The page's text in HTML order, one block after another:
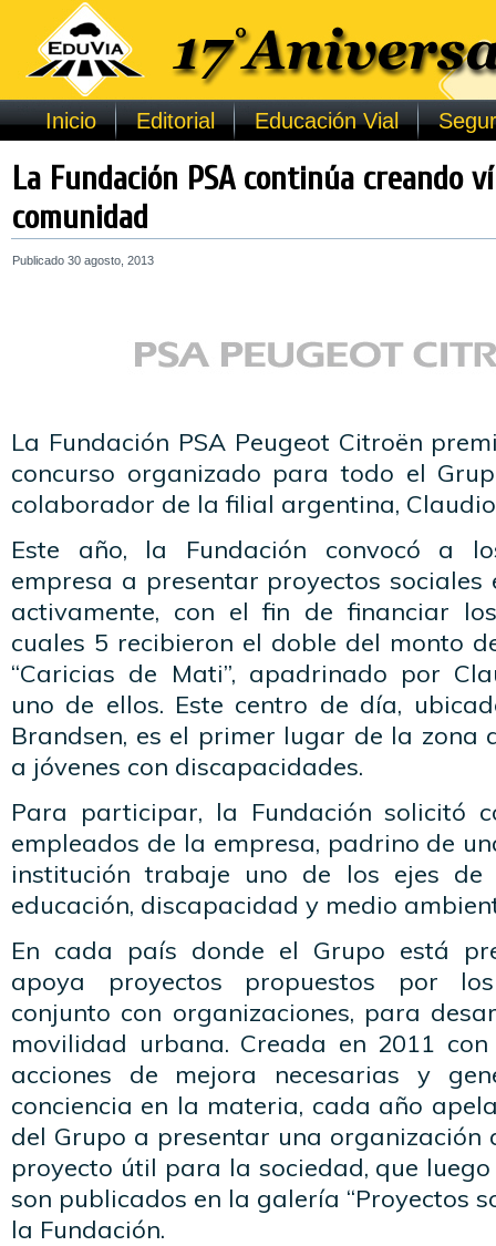
Inicio Editorial Educación Vial
La Fundación PSA continúa creando
comunidad
Publicado 30 agosto, 2013
La Fundación PSA Peugeot Citroën
concurso organizado para todo el
colaborador de la filial argentina,
Este año, la Fundación convocó a
empresa a presentar proyectos
activamente, con el fin de financiar
cuales 5 recibieron el doble del monto
“Caricias de Mati”, apadrinado por
uno de ellos. Este centro de día,
Brandsen, es el primer lugar de la zona
a jóvenes con discapacidades.
Para participar, la Fundación solicitó
empleados de la empresa, padrino de
institución trabaje uno de los ejes de
educación, discapacidad y medio
En cada país donde el Grupo está
apoya proyectos propuestos por
conjunto con organizaciones, para
movilidad urbana. Creada en 2011
acciones de mejora necesarias y
conciencia en la materia, cada año
del Grupo a presentar una organización
proyecto útil para la sociedad, que
son publicados en la galería “Proyectos
la Fundación.